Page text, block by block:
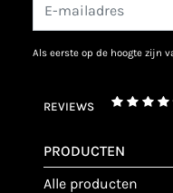
als eerste op de hoogte zijn
REVIEWS
PRODUCTEN
alle producten